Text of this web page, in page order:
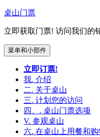
跳
内
容
桌山门票
立即获取门票! 访问我们的
菜单和小部件
立即订票!
我. 介绍
二. 关于桌山
三. 计划您的访问
四、. 桌山门票选项
V. 参观桌山
六. 在桌山上用餐和购